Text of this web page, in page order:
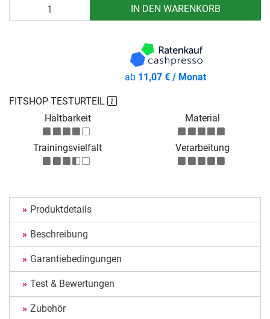
IN DEN WARENKORB
FITSHOP TESTURTEIL
Haltbarkeit
Material
Trainingsvielfalt Verarbeitung
ab 11,07 € / Monat
Produktdetails
Beschreibung
Garantiebedingungen
Test & Bewertungen
Zubehör